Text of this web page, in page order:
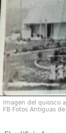
Imagen del quiosco
FB Fotos Antiguas